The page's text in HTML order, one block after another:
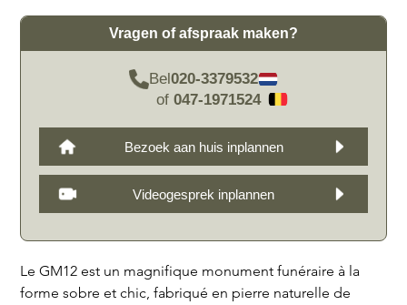
Vragen of afspraak maken?
Bel020-3379532
of 047-1971524
Bezoek aan huis inplannen
Videogesprek inplannen
Le GM12 est un magnifique monument funéraire à la
forme sobre et chic, fabriqué en pierre naturelle de